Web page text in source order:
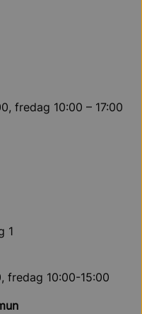
fredag 10:00 – 17:00
1
fredag 10:00-15:00